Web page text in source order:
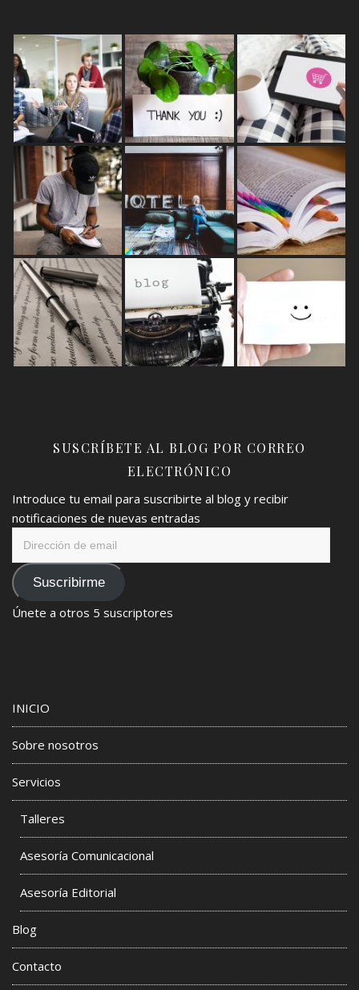
SUSCRÍBETE AL BLOG POR CORREO
ELECTRÓNICO
Introduce tu email para suscribirte al blog y recibir
notificaciones de nuevas entradas
emailSuscribirme
Únete a otros 5 suscriptores
INICIO
Sobre nosotros
Servicios
Talleres
Asesoría Comunicacional
Asesoría Editorial
Blog
Contacto